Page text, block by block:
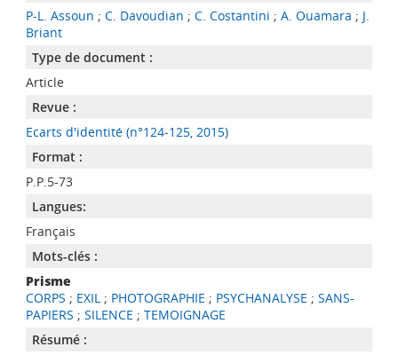
P-L. Assoun ; C. Davoudian ; C. Costantini ; A. Ouamara ; J.
Briant
Type de document :
Article
Revue :
Ecarts d'identité (n°124-125, 2015)
Format :
P.P.5-73
Langues:
Français
Mots-clés :
Prisme
CORPS ; EXIL; PHOTOGRAPHIE ; PSYCHANALYSE ; SANS-
PAPIERS ; SILENCE ; TEMOIGNAGE
Résumé :